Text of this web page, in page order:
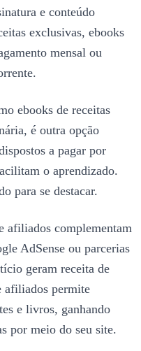
e conteúdo
exclusivas, ebooks
mensal ou
ebooks de receitas
é outra opção
a pagar por
o aprendizado.
para se destacar.
afiliados complementam
AdSense ou parcerias
geram receita de
afiliados permite
e livros, ganhando
por meio do seu site.